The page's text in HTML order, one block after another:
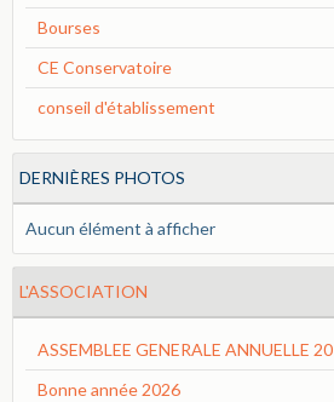
Bourses
CE Conservatoire
conseil d'établissement
DERNIÈRES PHOTOS
Aucun élément à afficher
L'ASSOCIATION
ASSEMBLEE GENERALE ANNUELLE 20
Bonne année 2026